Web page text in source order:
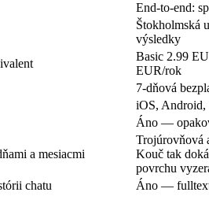
End-to-end:
Štokholmská
výsledky
Basic 2.99
EUR/rok
7-dňová
iOS, Android,
Áno —
a mesiacmi
Trojúrovňová
Kouč tak
povrchu
chatu Áno —